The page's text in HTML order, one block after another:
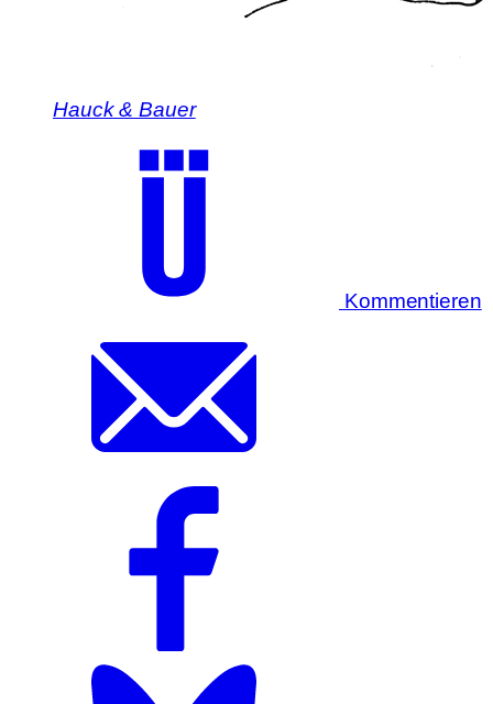
Hauck & Bauer
Kommentieren